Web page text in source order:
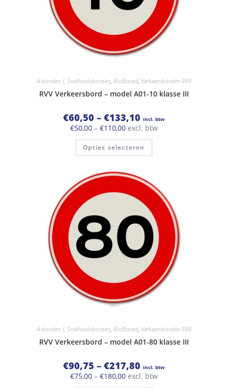
A-borden | Snelheidsborden, BioBased, Verkeersborden RVV
RVV Verkeersbord – model A01-10 klasse III
€60,50 – €133,10 Prijsklasse:
€60,50
tot
€133,10
incl. btw
€50,00 – €110,00Prijsklasse:
€50,00
tot
€110,00
excl. btw
Opties selecteren
Dit
heeft
optie
kan
gekozen
worden
op
de
productpagina
A-borden | Snelheidsborden, BioBased, Verkeersborden RVV
RVV Verkeersbord – model A01-80 klasse III
€90,75 – €217,80 Prijsklasse:
€90,75
tot
€217,80
incl. btw
€75,00 – €180,00Prijsklasse:
excl. btw